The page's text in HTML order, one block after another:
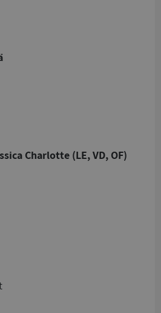
Charlotte (LE, VD, OF)